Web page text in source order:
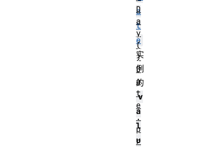
a
t
e
实
例
的
v
a
l
u
D
a
y
(
)
D
a
t
e
.
p
r